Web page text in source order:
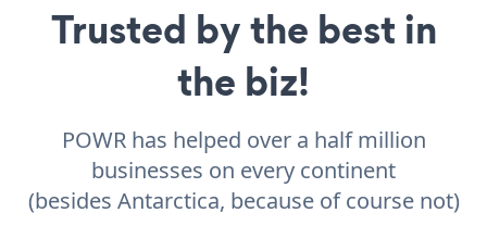
Trusted by the best in
the biz!
POWR has helped over a half million
businesses on every continent
(besides Antarctica, because of course not)